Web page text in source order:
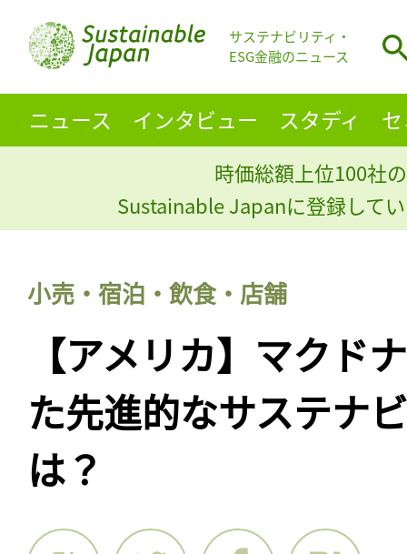
サステナビリティ・
ESG金融のニュース
ニュース インタビュー スタディ
時価総額上位100社
Sustainable Japanに登録して
小売・宿泊・飲食・店舗
【アメリカ】マクド
た先進的なサステナ
は？